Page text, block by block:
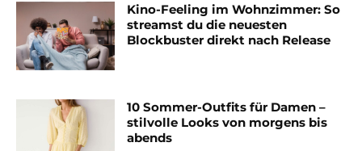
Kino-Feeling im Wohnzimmer: So
streamst du die neuesten
Blockbuster direkt nach Release
10 Sommer-Outfits für Damen –
stilvolle Looks von morgens bis
abends